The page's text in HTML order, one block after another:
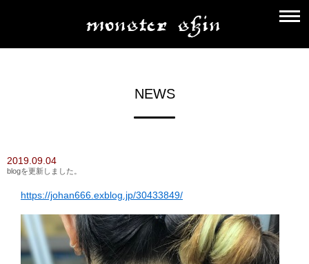
NEWS
2019.09.04
blogを更新しました。
https://johan666.exblog.jp/30433849/